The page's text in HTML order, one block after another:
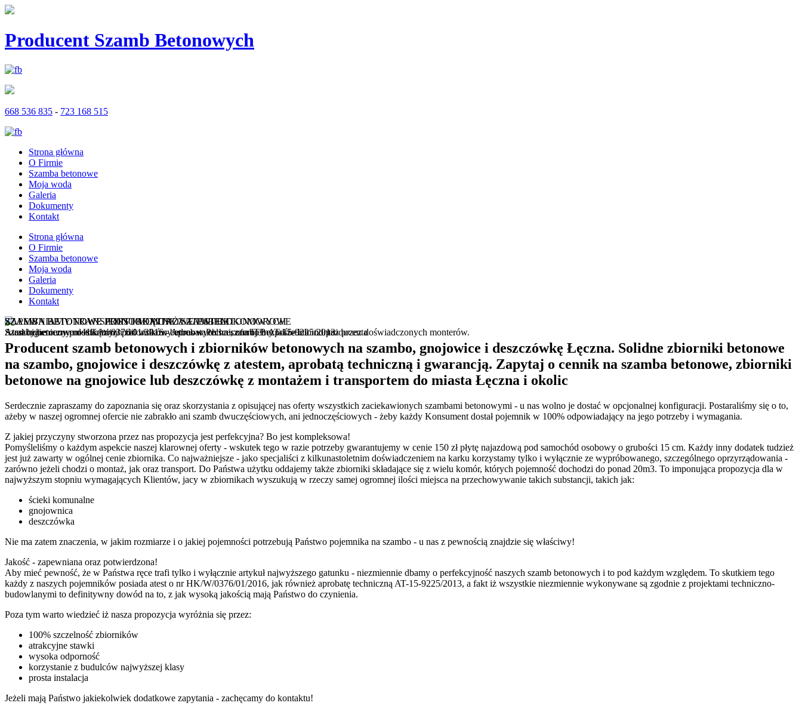
Producent Szamb Betonowych
668 536 835 - 723 168 515
Strona główna
O Firmie
Szamba betonowe
Moja woda
Galeria
Dokumenty
Kontakt
Strona główna
O Firmie
Szamba betonowe
Moja woda
Galeria
Dokumenty
Kontakt
SZAMBA BETONOWE JEDNOKOMOROWE I WIELOKOMOROWE
Atest higieniczny nr HK/W/0376/01/2016 - Aprobata techniczna ITB AT-15-9225/2013
SZAMBA BETONOWE PROSTOKĄTNE Z ATESTEM
Atrakcyjne ceny prostokątnych zbiorników betonowych na szambo bezpośrednio od producenta
ZAPEWNIAMY TRANSPORT I MONTAŻ SZAMB BETONOWYCH
Szamba betonowe dostarczmy pod wskazny adres w Polsce, oferujemy także ich montaż przez doświadczonych monterów.
Producent szamb betonowych i zbiorników betonowych na szambo, gnojowice i deszczówkę Łęczna. Solidne zbiorniki betonowe
na szambo, gnojowice i deszczówkę z atestem, aprobatą techniczną i gwarancją. Zapytaj o cennik na szamba betonowe, zbiorniki
betonowe na gnojowice lub deszczówkę z montażem i transportem do miasta Łęczna i okolic
Serdecznie zapraszamy do zapoznania się oraz skorzystania z opisującej nas oferty wszystkich zaciekawionych szambami betonowymi - u nas wolno je dostać w opcjonalnej konfiguracji. Postaraliśmy się o to,
ażeby w naszej ogromnej ofercie nie zabrakło ani szamb dwuczęściowych, ani jednoczęściowych - żeby każdy Konsument dostał pojemnik w 100% odpowiadający na jego potrzeby i wymagania.
Z jakiej przyczyny stworzona przez nas propozycja jest perfekcyjna? Bo jest kompleksowa!
Pomyśleliśmy o każdym aspekcie naszej klarownej oferty - wskutek tego w razie potrzeby gwarantujemy w cenie 150 zł płytę najazdową pod samochód osobowy o grubości 15 cm. Każdy inny dodatek tudzież
jest już zawarty w ogólnej cenie zbiornika. Co najważniejsze - jako specjaliści z kilkunastoletnim doświadczeniem na karku korzystamy tylko i wyłącznie ze wypróbowanego, szczególnego oprzyrządowania -
zarówno jeżeli chodzi o montaż, jak oraz transport. Do Państwa użytku oddajemy także zbiorniki składające się z wielu komór, których pojemność dochodzi do ponad 20m3. To imponująca propozycja dla w
najwyższym stopniu wymagających Klientów, jacy w zbiornikach wyszukują w rzeczy samej ogromnej ilości miejsca na przechowywanie takich substancji, takich jak:
ścieki komunalne
gnojownica
deszczówka
Nie ma zatem znaczenia, w jakim rozmiarze i o jakiej pojemności potrzebują Państwo pojemnika na szambo - u nas z pewnością znajdzie się właściwy!
Jakość - zapewniana oraz potwierdzona!
Aby mieć pewność, że w Państwa ręce trafi tylko i wyłącznie artykuł najwyższego gatunku - niezmiennie dbamy o perfekcyjność naszych szamb betonowych i to pod każdym względem. To skutkiem tego
każdy z naszych pojemników posiada atest o nr HK/W/0376/01/2016, jak również aprobatę techniczną AT-15-9225/2013, a fakt iż wszystkie niezmiennie wykonywane są zgodnie z projektami techniczno-
budowlanymi to definitywny dowód na to, z jak wysoką jakością mają Państwo do czynienia.
Poza tym warto wiedzieć iż nasza propozycja wyróżnia się przez:
100% szczelność zbiorników
atrakcyjne stawki
wysoka odporność
korzystanie z budulców najwyższej klasy
prosta instalacja
Jeżeli mają Państwo jakiekolwiek dodatkowe zapytania - zachęcamy do kontaktu!